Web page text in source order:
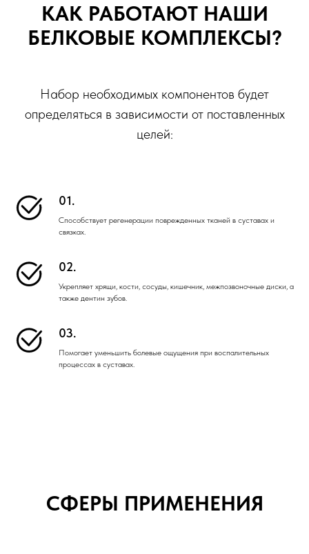
КАК РАБОТАЮТ НАШИ
БЕЛКОВЫЕ КОМПЛЕКСЫ?
Набор необходимых компонентов будет
определяться в зависимости от поставленных
целей:
01.
Способствует регенерации поврежденных тканей в суставах и
связках.
02.
Укрепляет хрящи, кости, сосуды, кишечник, межпозвоночные диски, а
также дентин зубов.
03.
Помогает уменьшить болевые ощущения при воспалительных
процессах в суставах.
СФЕРЫ ПРИМЕНЕНИЯ